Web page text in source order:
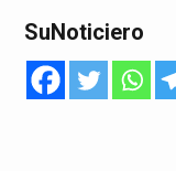
SuNoticiero